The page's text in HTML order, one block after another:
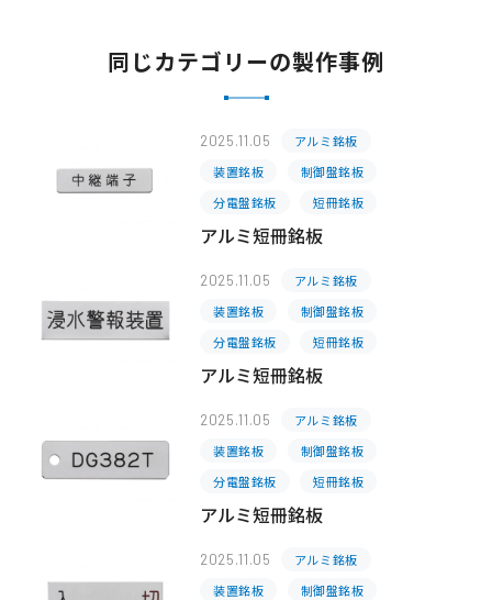
同じカテゴリーの製作事例
2025.11.05
アルミ銘板
装置銘板
制御盤銘板
分電盤銘板
短冊銘板
アルミ短冊銘板
2025.11.05
アルミ銘板
装置銘板
制御盤銘板
分電盤銘板
短冊銘板
アルミ短冊銘板
2025.11.05
アルミ銘板
装置銘板
制御盤銘板
分電盤銘板
短冊銘板
アルミ短冊銘板
2025.11.05
アルミ銘板
装置銘板
制御盤銘板